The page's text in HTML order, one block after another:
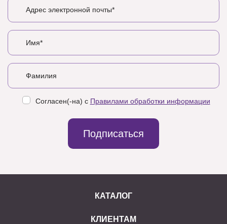
Согласен(-на) с Правилами обработки информации
Подписаться
КАТАЛОГ
КЛИЕНТАМ